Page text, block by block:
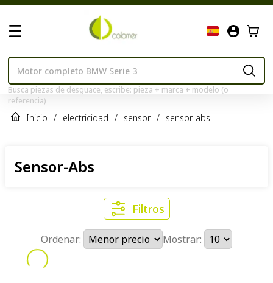
Busca piezas de desguace, escribe: pieza + marca + modelo (o
referencia)
Inicio / electricidad / sensor / sensor-abs
Sensor-Abs
Filtros
Ordenar: Mostrar: